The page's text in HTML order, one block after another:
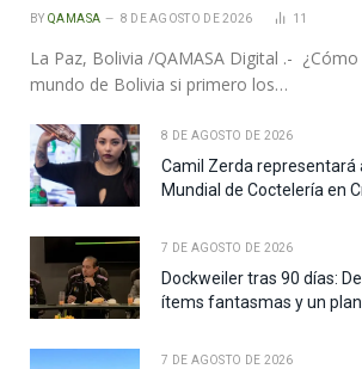
BY QAMASA 8 DE AGOSTO DE 2026 11
La Paz, Bolivia /QAMASA Digital .-
mundo de Bolivia si primero los…
8 DE AGOSTO DE 2026
Camil Zerda representará
Mundial de Coctelería en
7 DE AGOSTO DE 2026
Dockweiler tras 90 días:
ítems fantasmas y un
7 DE AGOSTO DE 2026